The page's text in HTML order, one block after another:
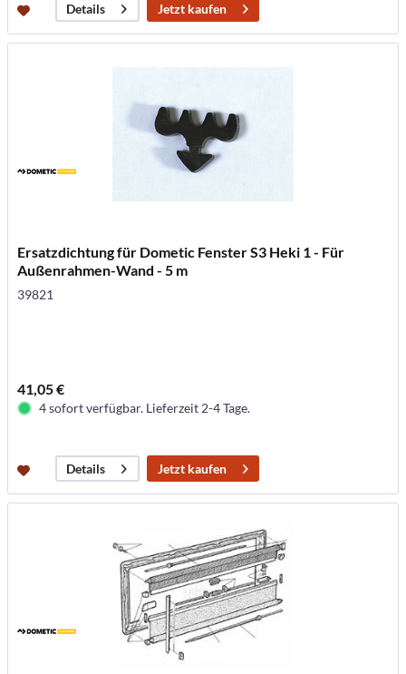
Details Jetzt kaufen
Ersatzdichtung für Dometic Fenster S3 Heki 1 - Für
Außenrahmen-Wand - 5 m
39821
41,05 €
4 sofort verfügbar. Lieferzeit 2-4 Tage.
Details Jetzt kaufen